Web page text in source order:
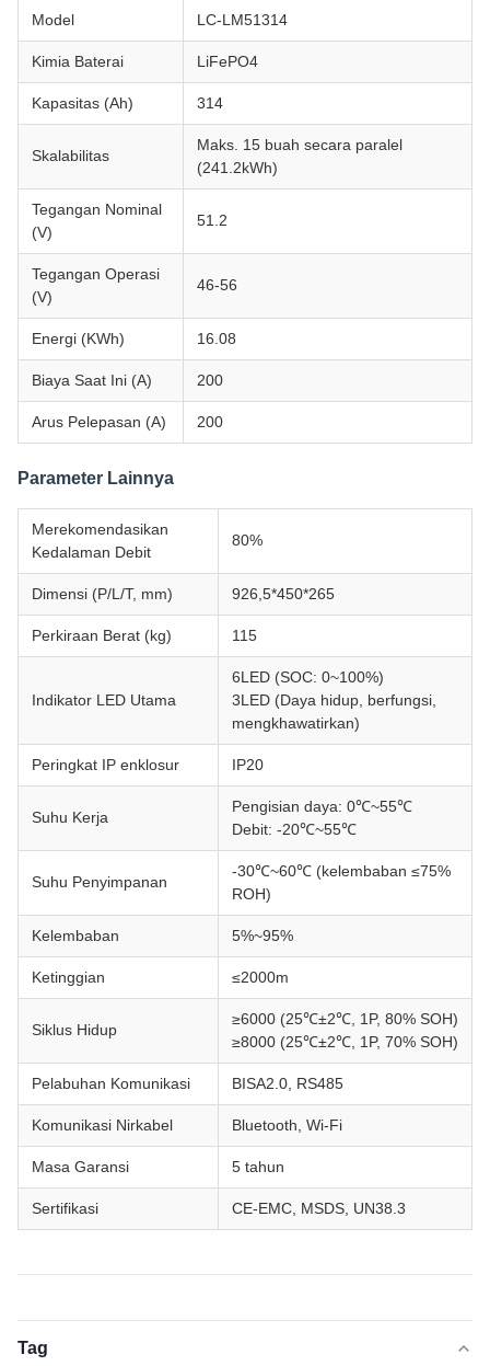
Model LC-LM51314
Kimia Baterai LiFePO4
Kapasitas (Ah) 314
Skalabilitas
Maks. 15 buah secara paralel
(241.2kWh)
Tegangan Nominal
(V)
51.2
Tegangan Operasi
(V)
46-56
Energi (KWh) 16.08
Biaya Saat Ini (A) 200
Arus Pelepasan (A) 200
Parameter Lainnya
Merekomendasikan
Kedalaman Debit
80%
Dimensi (P/L/T, mm) 926,5*450*265
Perkiraan Berat (kg) 115
Indikator LED Utama
6LED (SOC: 0~100%)
3LED (Daya hidup, berfungsi,
mengkhawatirkan)
Peringkat IP enklosur IP20
Suhu Kerja
Pengisian daya: 0℃~55℃
Debit: -20℃~55℃
Suhu Penyimpanan
-30℃~60℃ (kelembaban ≤75%
ROH)
Kelembaban 5%~95%
Ketinggian ≤2000m
Siklus Hidup
≥6000 (25℃±2℃, 1P, 80% SOH)
≥8000 (25℃±2℃, 1P, 70% SOH)
Pelabuhan Komunikasi BISA2.0, RS485
Komunikasi Nirkabel Bluetooth, Wi-Fi
Masa Garansi 5 tahun
Sertifikasi CE-EMC, MSDS, UN38.3
Tag